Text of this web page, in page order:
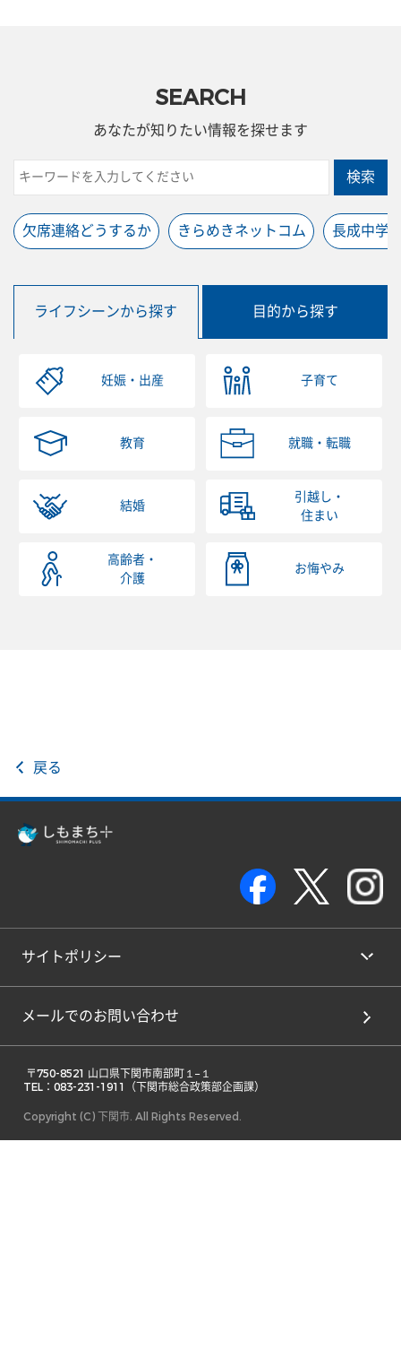
SEARCH
あなたが知りたい情報を探せます
検索
欠席連絡どうするか きらめきネットコム 長成中学
ライフシーンから探す 目的から探す
妊娠・出産 子育て
教育 就職・転職
結婚
引越し・
住まい
高齢者・
介護
お悔やみ
戻る
サイトポリシー
メールでのお問い合わせ
TEL：083-231-1911（下関市総合政策部企画課）
Copyright (C) 下関市. All Rights Reserved.